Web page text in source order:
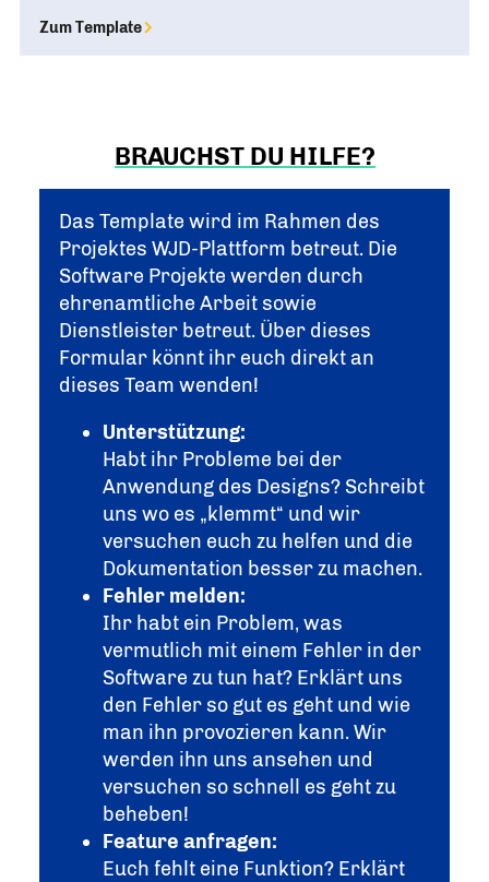
Zum Template
BRAUCHST DU HILFE?
Das Template wird im Rahmen des
Projektes WJD-Plattform betreut. Die
Software Projekte werden durch
ehrenamtliche Arbeit sowie
Dienstleister betreut. Über dieses
Formular könnt ihr euch direkt an
dieses Team wenden!
Unterstützung:
Habt ihr Probleme bei der
Anwendung des Designs? Schreibt
uns wo es „klemmt“ und wir
versuchen euch zu helfen und die
Dokumentation besser zu machen.
Fehler melden:
Ihr habt ein Problem, was
vermutlich mit einem Fehler in der
Software zu tun hat? Erklärt uns
den Fehler so gut es geht und wie
man ihn provozieren kann. Wir
werden ihn uns ansehen und
versuchen so schnell es geht zu
beheben!
Feature anfragen:
Euch fehlt eine Funktion? Erklärt